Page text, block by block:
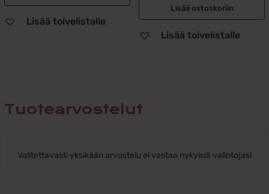
Lisää toivelistalle
Lisää ostoskoriin
Lisää toivelistalle
Tuotearvostelut
Valitettavasti yksikään arvostelu ei vastaa nykyisiä valintojasi